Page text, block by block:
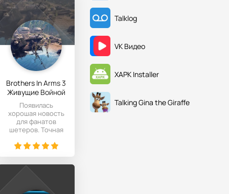
Brothers In Arms 3
Живущие Войной
выйдет на Android
Появилась
хорошая новость
для фанатов
шетеров. Точная
не известна, но
Talklog
VK Видео
XAPK Installer
Talking Gina the Giraffe